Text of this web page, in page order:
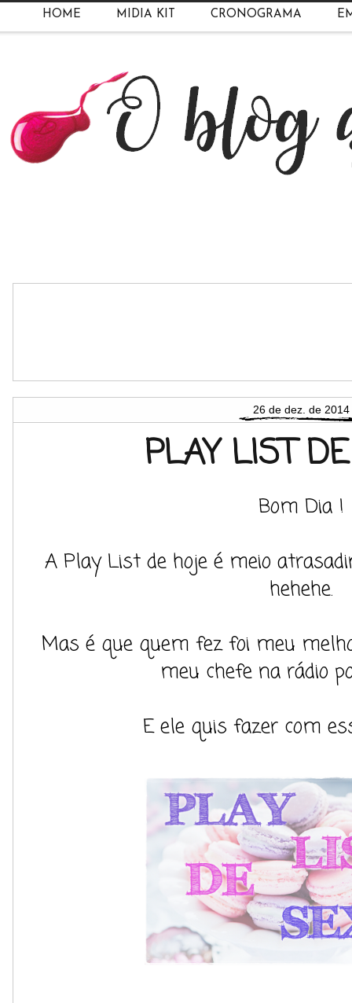
HOME MIDIA KIT CRONOGRAMA
26 de dez. de 2014
PLAY LIST
Bom Dia !
A Play List de hoje é meio
hehehe.
Mas é que quem fez foi meu
meu chefe na rádio
E ele quis fazer com